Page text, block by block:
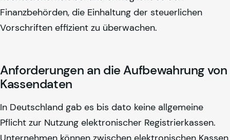
Finanzbehörden, die Einhaltung der steuerlichen
Vorschriften effizient zu überwachen.
Anforderungen an die Aufbewahrung von
Kassendaten
In Deutschland gab es bis dato keine allgemeine
Pflicht zur Nutzung elektronischer Registrierkassen.